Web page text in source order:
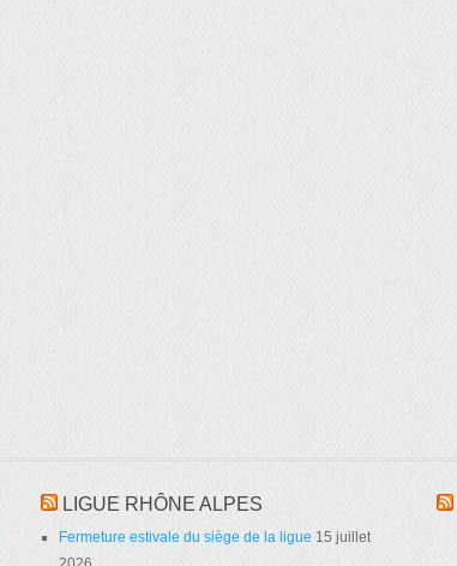
LIGUE RHÔNE ALPES
Fermeture estivale du siège de la ligue 15 juillet